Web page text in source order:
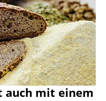
auch mit einem